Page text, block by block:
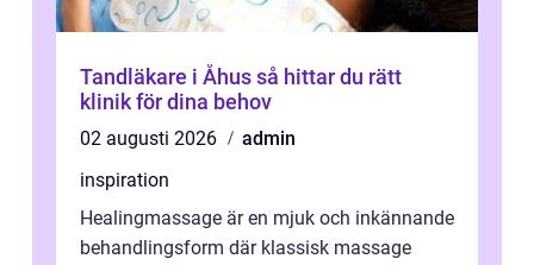
Tandläkare i Åhus så hittar du rätt
klinik för dina behov
02 augusti 2026
admin
inspiration
Healingmassage är en mjuk och inkännande
behandlingsform där klassisk massage